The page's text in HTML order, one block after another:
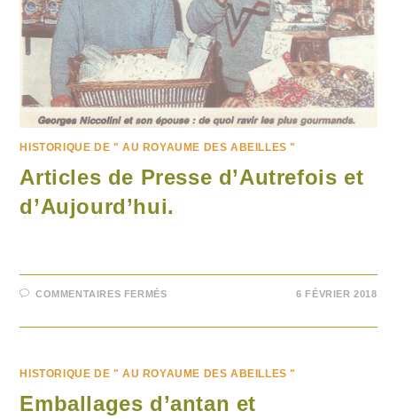
HISTORIQUE DE " AU ROYAUME DES ABEILLES "
Articles de Presse d’Autrefois et
d’Aujourd’hui.
COMMENTAIRES FERMÉS 6 FÉVRIER 2018
HISTORIQUE DE " AU ROYAUME DES ABEILLES "
Emballages d’antan et